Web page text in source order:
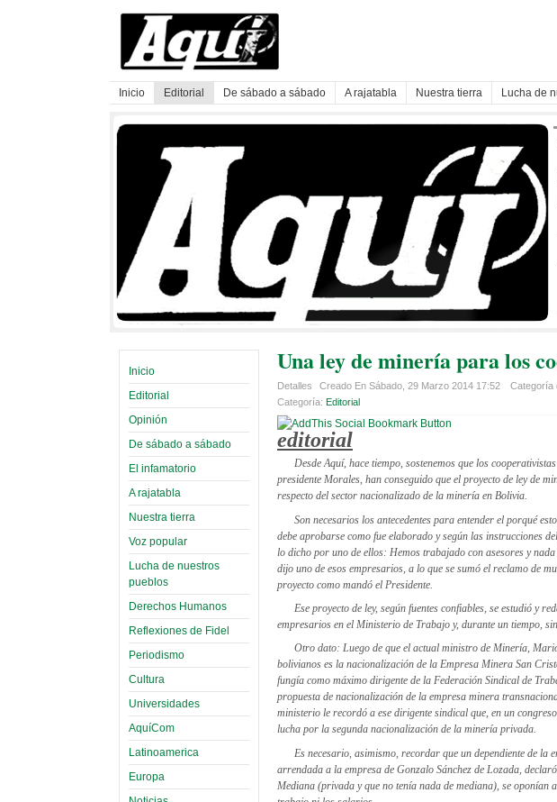
Inicio Editorial De sábado a sábado A rajatabla Nuestra tierra Lucha de
Inicio
Editorial
Opinión
De sábado a sábado
El infamatorio
A rajatabla
Nuestra tierra
Voz popular
Lucha de nuestros
pueblos
Derechos Humanos
Reflexiones de Fidel
Periodismo
Cultura
Universidades
AquíCom
Latinoamerica
Europa
Una ley de minería para los
Detalles Creado En Sábado, 29 Marzo 2014 17:52 Categoría
Categoría: Editorial
editorial
Desde Aquí, hace tiempo, sostenemos que los
presidente Morales, han conseguido que el proyecto de ley de
respecto del sector nacionalizado de la minería en Bolivia.
Son necesarios los antecedentes para entender el porqué
debe aprobarse como fue elaborado y según las instrucciones
lo dicho por uno de ellos: Hemos trabajado con asesores y
dijo uno de esos empresarios, a lo que se sumó el reclamo de
proyecto como mandó el Presidente.
Ese proyecto de ley, según fuentes confiables, se estudió y
empresarios en el Ministerio de Trabajo y, durante un tiempo,
Otro dato: Luego de que el actual ministro de Minería,
bolivianos es la nacionalización de la Empresa Minera San
fungía como máximo dirigente de la Federación Sindical de
propuesta de nacionalización de la empresa minera
ministerio le recordó a ese dirigente sindical que, en un
lucha por la segunda nacionalización de la minería privada.
Es necesario, asimismo, recordar que un dependiente de
arrendada a la empresa de Gonzalo Sánchez de Lozada,
Mediana (privada y que no tenía nada de mediana), se